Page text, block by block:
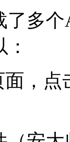
了多
，点